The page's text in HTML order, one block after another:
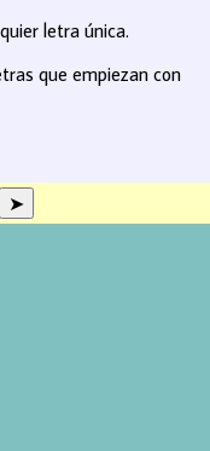
letra única.
que empiezan con